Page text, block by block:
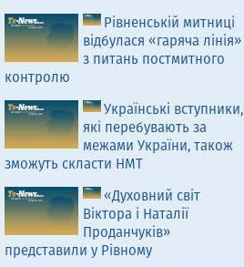
Рівненській митниці
відбулася «гаряча лінія»
з питань постмитного
контролю
Українські вступники,
які перебувають за
межами України, також
зможуть скласти НМТ
«Духовний світ
Віктора і Наталії
Проданчуків»
представили у Рівному